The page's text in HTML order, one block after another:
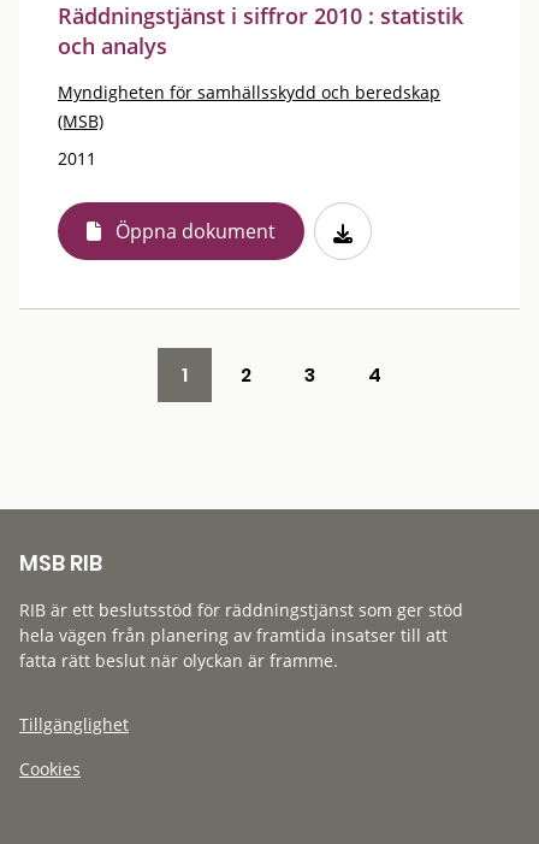
Räddningstjänst i siffror 2010 : statistik
och analys
Myndigheten för samhällsskydd och beredskap
(MSB)
2011
Öppna dokument
1 2 3 4
MSB RIB
RIB är ett beslutsstöd för räddningstjänst som ger stöd
hela vägen från planering av framtida insatser till att
fatta rätt beslut när olyckan är framme.
Tillgänglighet
Cookies